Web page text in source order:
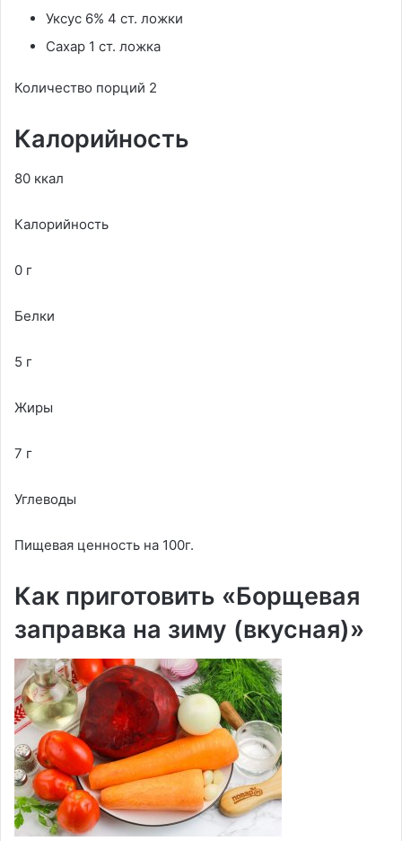
Уксус 6% 4 ст. ложки
Сахар 1 ст. ложка
Количество порций 2
Калорийность
80 ккал
Калорийность
0 г
Белки
5 г
Жиры
7 г
Углеводы
Пищевая ценность на 100г.
Как приготовить «Борщевая
заправка на зиму (вкусная)»